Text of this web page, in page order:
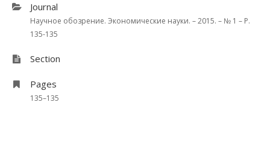
Journal
Научное обозрение. Экономические науки. – 2015. – № 1 – P.
135-135
Section
Pages
135–135